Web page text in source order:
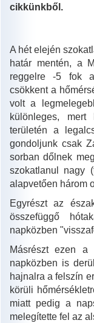
cikkünkből.
A hét elején
határ mentén, a
reggelre -5 fok
csökkent a
volt a
különleges, mert
területén a
gondoljunk csak
sorban dőlnek
szokatlanul nagy
alapvetően három
Egyrészt az
összefüggő
napközben
Másrészt ezen a
napközben is
hajnalra a felszín
körüli
miatt pedig a
melegítette fel az